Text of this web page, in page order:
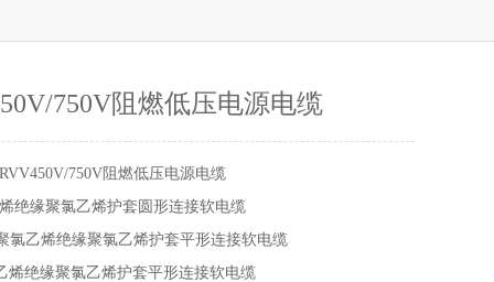
750V阻燃低压电源电缆
750V阻燃低压电源电缆
绝缘聚氯乙烯护套圆形连接软电缆
氯乙烯绝缘聚氯乙烯护套平形连接软电缆
烯绝缘聚氯乙烯护套平形连接软电缆